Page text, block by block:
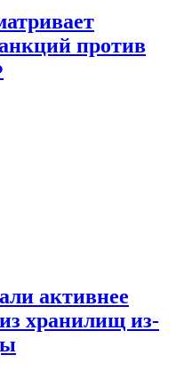
против
активнее
хранилищ из-